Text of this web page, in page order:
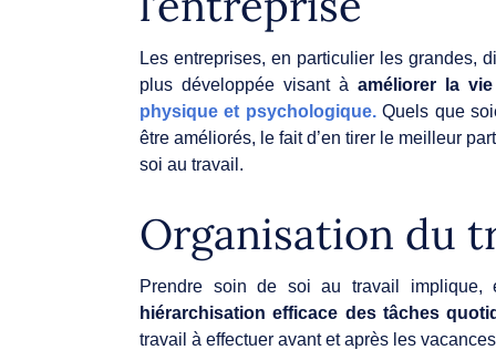
Les entreprises, en particulier les grandes,
plus développée visant àaméliorer la
physique et psychologique.Quels que
être améliorés, le fait d’en tirer le meilleur
soi au travail.
Organisation du
Prendre soin de soi au travail implique,
hiérarchisation efficace des tâches
travail à effectuer avant et après les